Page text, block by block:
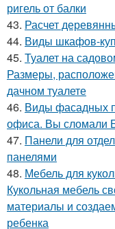
ригель от балки
43. Расчет
44. Виды шкафов-
45. Туалет на
Размеры,
дачном туалете
46. Виды фасадных
офиса. Вы сломали
47. Панели для
панелями
48. Мебель для
Кукольная мебель
материалы и
ребенка